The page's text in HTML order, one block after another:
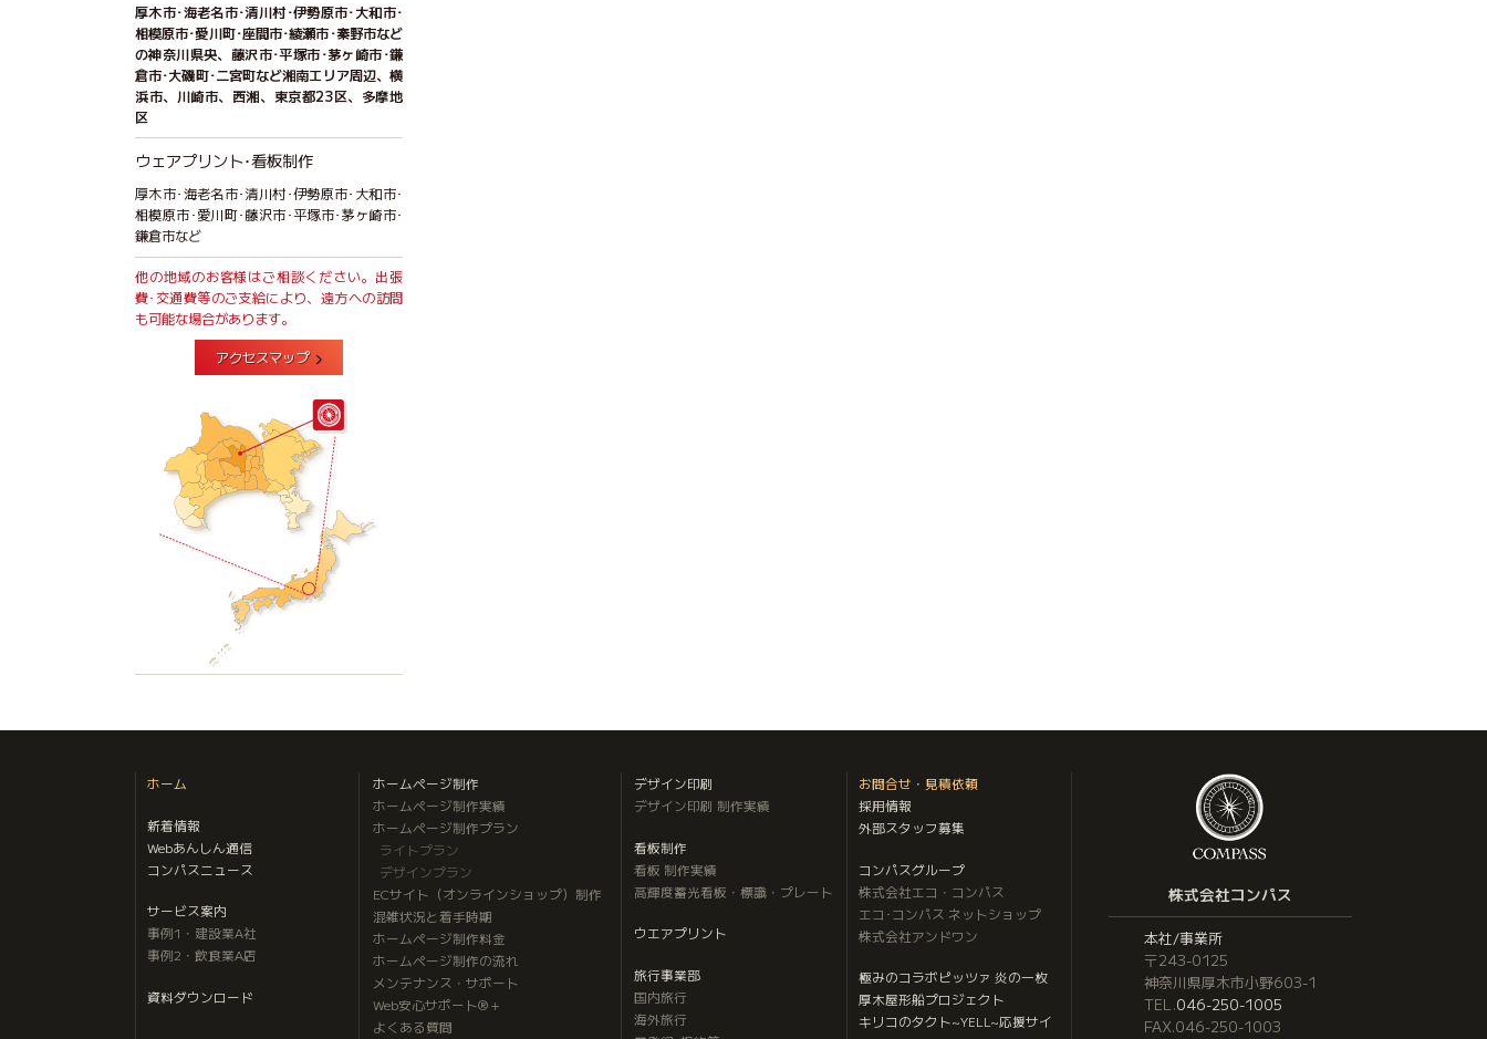
厚木市･海老名市･清川村･伊勢原市･大和市･
相模原市･愛川町･座間市･綾瀬市･秦野市など
の神奈川県央、藤沢市･平塚市･茅ヶ崎市･鎌
倉市･大磯町･二宮町など湘南エリア周辺、横
浜市、川崎市、西湘、東京都23区、多摩地
区
ウェアプリント･看板制作
厚木市･海老名市･清川村･伊勢原市･大和市･
相模原市･愛川町･藤沢市･平塚市･茅ヶ崎市･
鎌倉市など
他の地域のお客様はご相談ください。出張
費･交通費等のご支給により、遠方への訪問
も可能な場合があります。
アクセスマップ
ホーム
新着情報
Webあんしん通信
コンパスニュース
サービス案内
事例1・建設業A社
事例2・飲食業A店
資料ダウンロード
ホームページ制作
ホームページ制作実績
ホームページ制作プラン
ライトプラン
デザインプラン
ECサイト（オンラインショップ）制作
混雑状況と着手時期
ホームページ制作料金
ホームページ制作の流れ
メンテナンス・サポート
Web安心サポート®＋
よくある質問
デザイン印刷
デザイン印刷 制作実績
看板制作
看板 制作実績
高輝度蓄光看板・標識・プレート
ウエアプリント
旅行事業部
国内旅行
海外旅行
お問合せ・見積依頼
採用情報
外部スタッフ募集
コンパスグループ
株式会社エコ・コンパス
エコ･コンパス ネットショップ
株式会社アンドワン
極みのコラボピッツァ 炎の一枚
厚木屋形船プロジェクト
キリコのタクト~YELL~応援サイ
株式会社コンパス
本社/事業所
〒243-0125
神奈川県厚木市小野603-1
TEL.046-250-1005
FAX.046-250-1003